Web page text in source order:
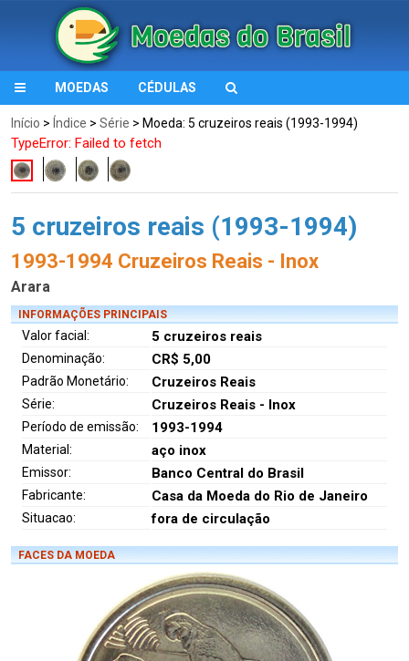
MOEDAS CÉDULAS
Início > Índice > Série > Moeda: 5 cruzeiros reais (1993-1994)
TypeError: Failed to fetch
5 cruzeiros reais (1993-1994)
1993-1994 Cruzeiros Reais - Inox
Arara
INFORMAÇÕES PRINCIPAIS
Valor facial: 5 cruzeiros reais
Denominação: CR$ 5,00
Padrão Monetário: Cruzeiros Reais
Série: Cruzeiros Reais - Inox
Período de emissão: 1993-1994
Material: aço inox
Emissor: Banco Central do Brasil
Fabricante: Casa da Moeda do Rio de Janeiro
Situacao: fora de circulação
FACES DA MOEDA